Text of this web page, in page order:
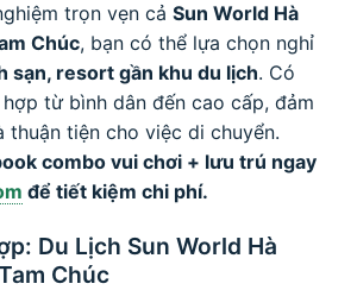
trọn vẹn cả Sun World Hà
Chúc, bạn có thể lựa chọn nghỉ
sạn, resort gần khu du lịch. Có
từ bình dân đến cao cấp, đảm
thuận tiện cho việc di chuyển.
combo vui chơi + lưu trú ngay
để tiết kiệm chi phí.
Du Lịch Sun World Hà
Chúc